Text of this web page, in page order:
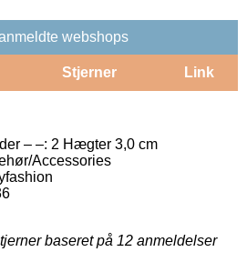
webshops
Stjerner Link
– –: 2 Hægter 3,0 cm
Accessories
baseret på 12 anmeldelser